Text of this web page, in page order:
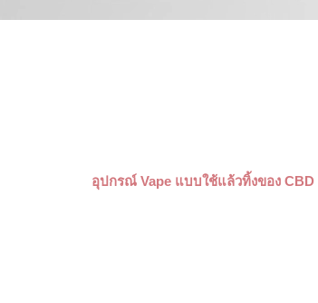
อุปกรณ์ Vape แบบใช้แล้วทิ้งของ CBD